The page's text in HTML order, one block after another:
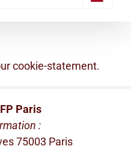
cookie-statement.
Paris
:
75003 Paris